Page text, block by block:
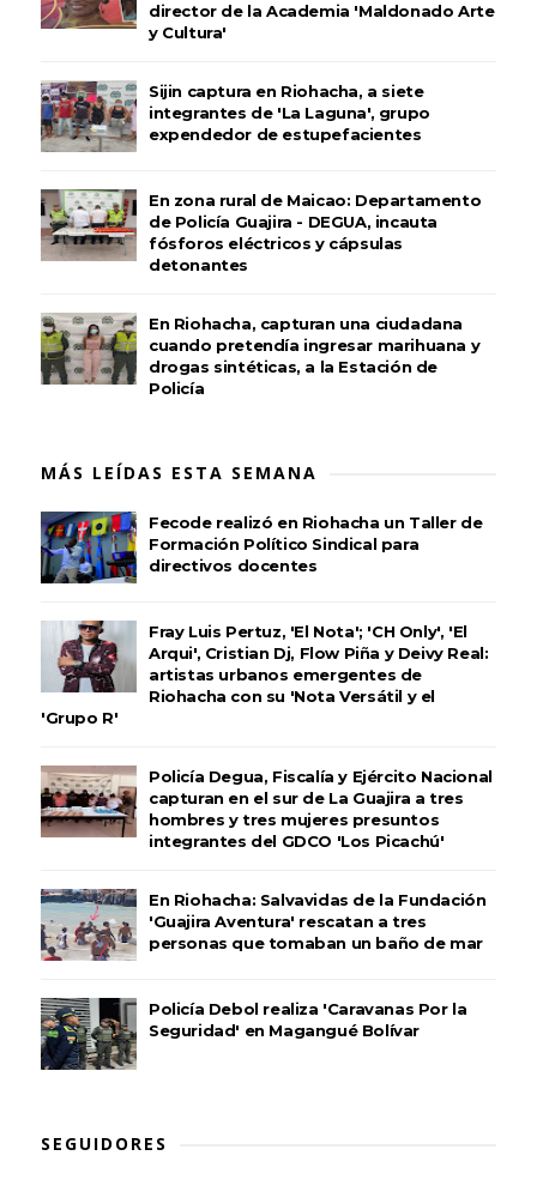
director de la Academia 'Maldonado Arte
y Cultura'
Sijin captura en Riohacha, a siete
integrantes de 'La Laguna', grupo
expendedor de estupefacientes
En zona rural de Maicao: Departamento
de Policía Guajira - DEGUA, incauta
fósforos eléctricos y cápsulas
detonantes
En Riohacha, capturan una ciudadana
cuando pretendía ingresar marihuana y
drogas sintéticas, a la Estación de
Policía
MÁS LEÍDAS ESTA SEMANA
Fecode realizó en Riohacha un Taller de
Formación Político Sindical para
directivos docentes
Fray Luis Pertuz, 'El Nota'; 'CH Only', 'El
Arqui', Cristian Dj, Flow Piña y Deivy Real:
artistas urbanos emergentes de
Riohacha con su 'Nota Versátil y el
'Grupo R'
Policía Degua, Fiscalía y Ejército Nacional
capturan en el sur de La Guajira a tres
hombres y tres mujeres presuntos
integrantes del GDCO 'Los Picachú'
En Riohacha: Salvavidas de la Fundación
'Guajira Aventura' rescatan a tres
personas que tomaban un baño de mar
Policía Debol realiza 'Caravanas Por la
Seguridad' en Magangué Bolívar
SEGUIDORES